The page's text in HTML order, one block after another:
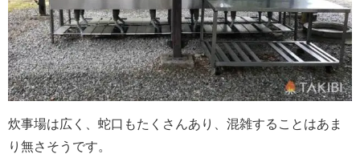
炊事場は広く、蛇口もたくさんあり、混雑することはあま
り無さそうです。